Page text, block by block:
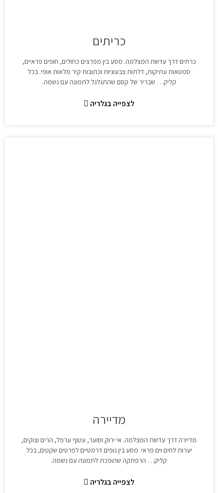
כריתים
כרתים דרך עדשת המצלמה. מסע בין מפרצים כחולים, חופים פראיים,
סמטאות עתיקות, דלתות צבעוניות וכתובות קיר מלאות אופי. בכל
קליק… שבריר של קסם שהתגלגל לתמונה עם נשמה.
לצפייה בגלריה
מדיירה
מדיירה דרך עדשת המצלמה. אי ירוק וסוער, עטוף ערפל, הרים וצוקים,
יערות לחים וים פראי. מסע בין נופים דרמטיים לפרטים שקטים, בכל
קליק… הרפתקה שהופכת לתמונה עם נשמה.
לצפייה בגלריה